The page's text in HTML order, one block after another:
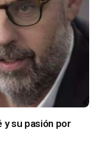
su pasión por